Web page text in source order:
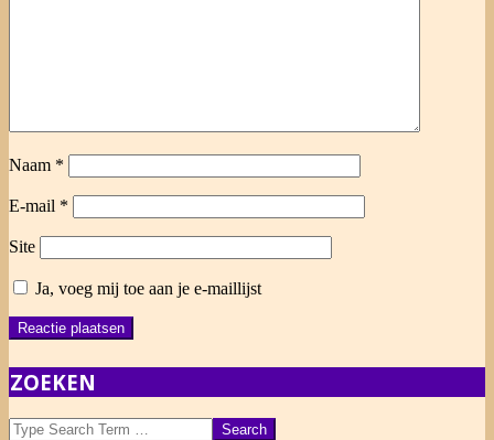
Naam *
E-mail *
Site
Ja, voeg mij toe aan je e-maillijst
ZOEKEN
Search